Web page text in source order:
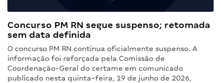
Concurso PM RN segue suspenso; retomada
sem data definida
O concurso PM RN continua oficialmente suspenso. A
informação foi reforçada pela Comissão de
Coordenação-Geral do certame em comunicado
publicado nesta quinta-feira, 19 de junho de 2026,